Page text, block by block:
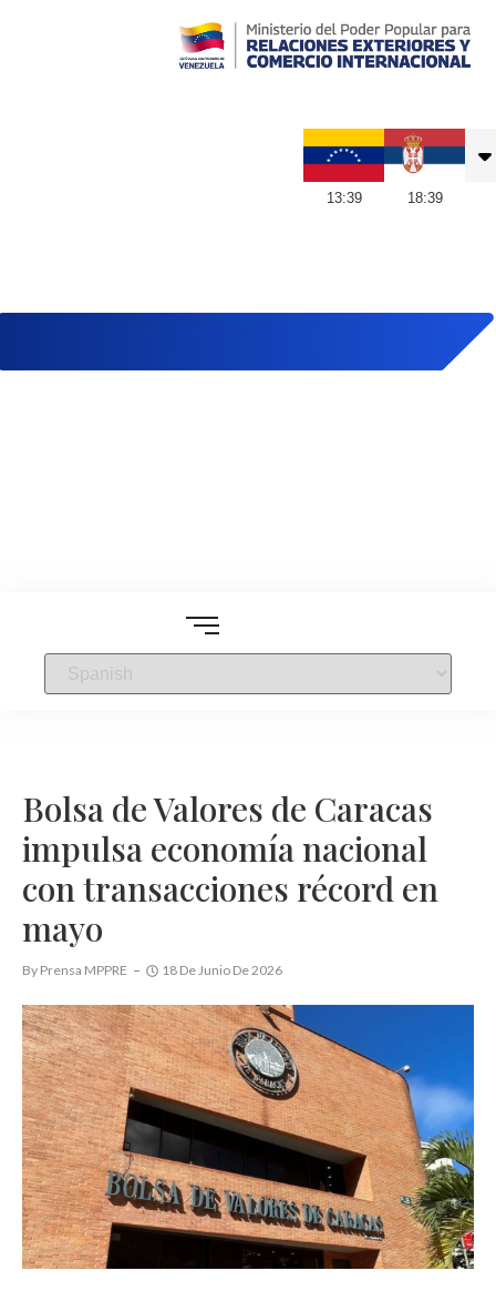
13:39 18:39
Bolsa de Valores de Caracas
impulsa economía nacional
con transacciones récord en
mayo
By Prensa MPPRE 18 De Junio De 2026